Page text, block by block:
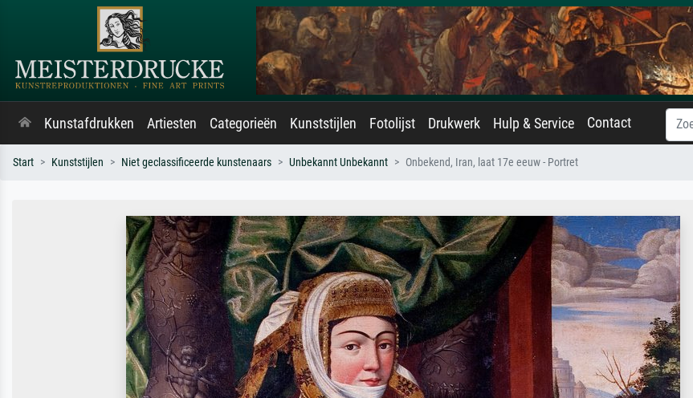
Kunstafdrukken Artiesten Categorieën Kunststijlen Fotolijst Drukwerk Hulp & Service Contact
Start Kunststijlen Niet geclassificeerde kunstenaars Unbekannt Unbekannt Onbekend, Iran, laat 17e eeuw - Portret